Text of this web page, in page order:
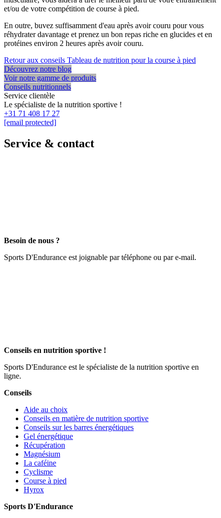
et/ou de votre compétition de course à pied.
En outre, buvez suffisamment d'eau après avoir couru pour vous
réhydrater davantage et prenez un bon repas riche en glucides et en
protéines environ 2 heures après avoir couru.
Retour aux conseils Tableau de nutrition pour la course à pied
Découvrez notre blog
Voir notre gamme de produits
Conseils nutritionnels
Service clientèle
Le spécialiste de la nutrition sportive !
+31 71 408 17 27
[email protected]
Service & contact
Besoin de nous ?
Sports D'Endurance est joignable par téléphone ou par e-mail.
Conseils en nutrition sportive !
Sports D'Endurance est le spécialiste de la nutrition sportive en
ligne.
Conseils
Aide au choix
Conseils en matière de nutrition sportive
Conseils sur les barres énergétiques
Gel énergétique
Récupération
Magnésium
La caféine
Cyclisme
Course à pied
Hyrox
Sports D'Endurance